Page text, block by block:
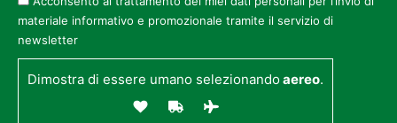
materiale informativo e promozionale tramite il servizio di
newsletter
Dimostra di essere umano selezionandoaereo.